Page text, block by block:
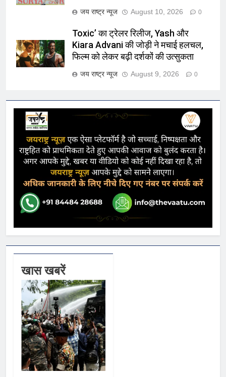
जय राष्ट्र न्यूज August 10, 2026 0
Toxic’ का ट्रेलर रिलीज, Yash और
Kiara Advani की जोड़ी ने मचाई हलचल,
फिल्म को लेकर बढ़ी दर्शकों की उत्सुकता
जय राष्ट्र न्यूज August 9, 2026 0
खास खबरें